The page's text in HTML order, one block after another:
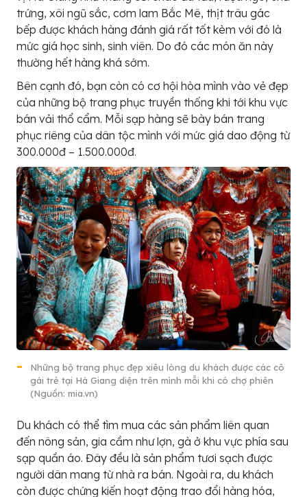
trứng, xôi ngũ sắc, cơm lam Bắc Mê, thịt trâu gác
bếp được khách hàng đánh giá rất tốt kèm với đó là
mức giá học sinh, sinh viên. Do đó các món ăn này
thường hết hàng khá sớm.
Bên cạnh đó, bạn còn có cơ hội hòa mình vào vẻ đẹp
của những bộ trang phục truyền thống khi tới khu vực
bán vải thổ cẩm. Mỗi sạp hàng sẽ bày bán trang
phục riêng của dân tộc mình với mức giá dao động từ
300.000đ – 1.500.000đ.
Những bộ trang phục đẹp xiêu lòng du khách được các cô
gái trẻ tại Hà Giang diện trên mình mỗi khi có chợ phiên
(Nguồn: mia.vn)
Du khách có thể tìm mua các sản phẩm liên quan
đến nông sản, gia cầm như lợn, gà ở khu vực phía sau
sạp quần áo. Đây đều là sản phẩm tươi sạch được
người dân mang từ nhà ra bán. Ngoài ra, du khách
còn được chứng kiến hoạt động trao đổi hàng hóa,